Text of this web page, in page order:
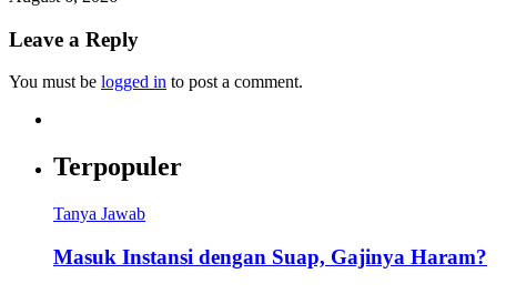
Leave a Reply
You must be logged in to post a comment.
Terpopuler
Tanya Jawab
Masuk Instansi dengan Suap, Gajinya Haram?